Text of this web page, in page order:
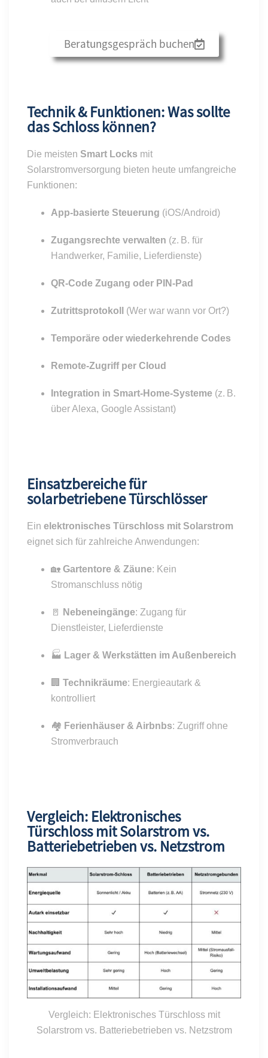
Beratungsgespräch buchen
Technik & Funktionen: Was sollte
das Schloss können?
Die meisten Smart Locks mit
Solarstromversorgung bieten heute umfangreiche
Funktionen:
App-basierte Steuerung (iOS/Android)
Zugangsrechte verwalten (z. B. für
Handwerker, Familie, Lieferdienste)
QR-Code Zugang oder PIN-Pad
Zutrittsprotokoll (Wer war wann vor Ort?)
Temporäre oder wiederkehrende Codes
Remote-Zugriff per Cloud
Integration in Smart-Home-Systeme (z. B.
über Alexa, Google Assistant)
Einsatzbereiche für
solarbetriebene Türschlösser
Ein elektronisches Türschloss mit Solarstrom
eignet sich für zahlreiche Anwendungen:
🏡 Gartentore & Zäune: Kein
Stromanschluss nötig
🚪 Nebeneingänge: Zugang für
Dienstleister, Lieferdienste
🏭 Lager & Werkstätten im Außenbereich
🏢 Technikräume: Energieautark &
kontrolliert
🏘️ Ferienhäuser & Airbnbs: Zugriff ohne
Stromverbrauch
Vergleich: Elektronisches
Türschloss mit Solarstrom vs.
Batteriebetrieben vs. Netzstrom
Vergleich: Elektronisches Türschloss mit
Solarstrom vs. Batteriebetrieben vs. Netzstrom